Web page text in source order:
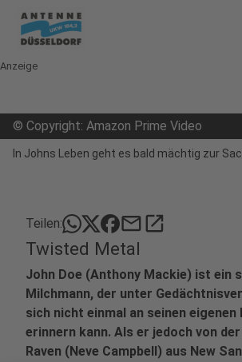
Anzeige
© Copyright: Amazon Prime Video
In Johns Leben geht es bald mächtig zur
Teilen: mailopen_in_new
Twisted Metal
John Doe (Anthony Mackie) ist ein
Milchmann, der unter
sich nicht einmal an seinen eigenen
erinnern kann. Als er jedoch von
Raven (Neve Campbell) aus New